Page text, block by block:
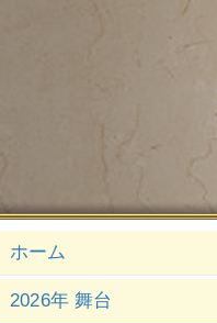
ホーム
2026年 舞台